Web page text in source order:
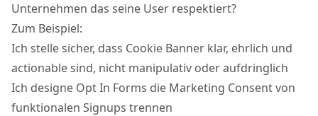
Unternehmen das seine User respektiert?
Zum Beispiel:
Ich stelle sicher, dass Cookie Banner klar, ehrlich und
actionable sind, nicht manipulativ oder aufdringlich
Ich designe Opt In Forms die Marketing Consent von
funktionalen Signups trennen